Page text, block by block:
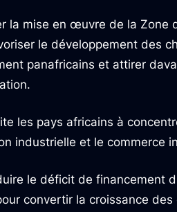
la mise en œuvre de la Zone
le développement des
panafricains et attirer
les pays africains à
industrielle et le commerce
le déficit de financement
convertir la croissance